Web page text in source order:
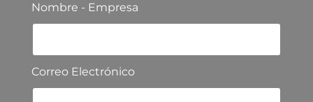
Nombre - Empresa
Correo Electrónico